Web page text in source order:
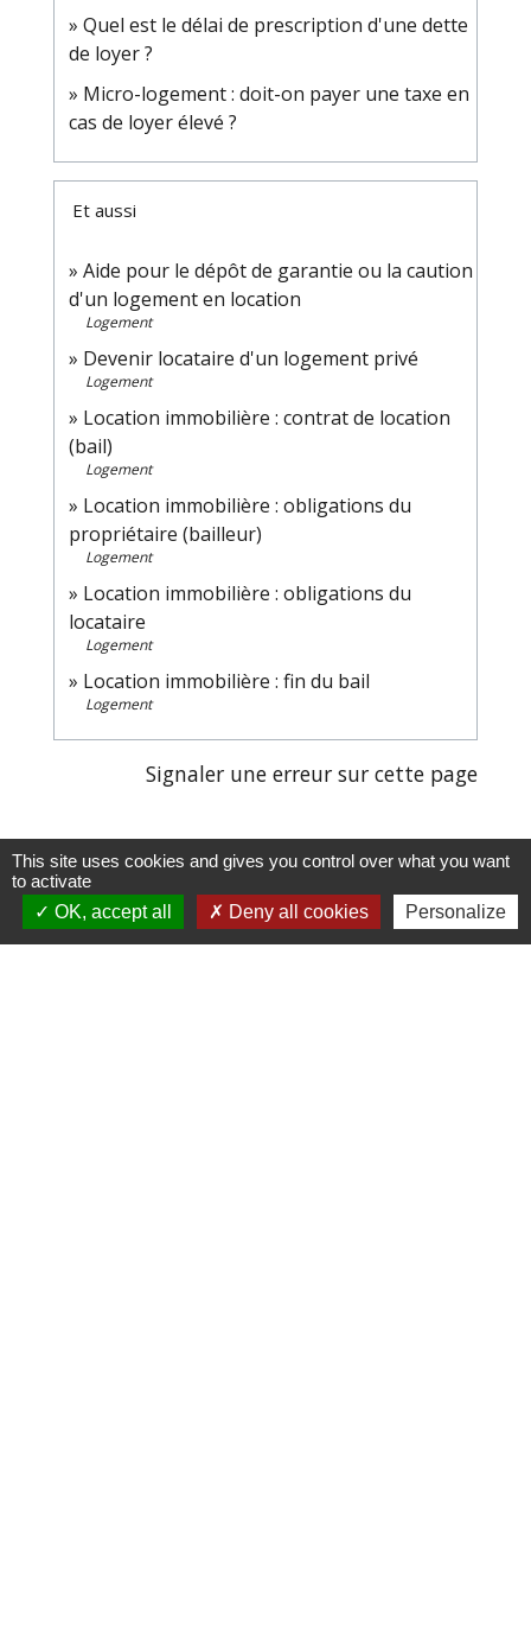
Quel est le délai de prescription d'une dette
de loyer ?
Micro-logement : doit-on payer une taxe en
cas de loyer élevé ?
Et aussi
Aide pour le dépôt de garantie ou la caution
d'un logement en location
Logement
Devenir locataire d'un logement privé
Logement
Location immobilière : contrat de location
(bail)
Logement
Location immobilière : obligations du
propriétaire (bailleur)
Logement
Location immobilière : obligations du
locataire
Logement
Location immobilière : fin du bail
Logement
Signaler une erreur sur cette page
Cliquez sur l'icône ci-
This site uses cookies and gives you control over what you want
to activate
OK, accept all
Deny all cookies Personalize